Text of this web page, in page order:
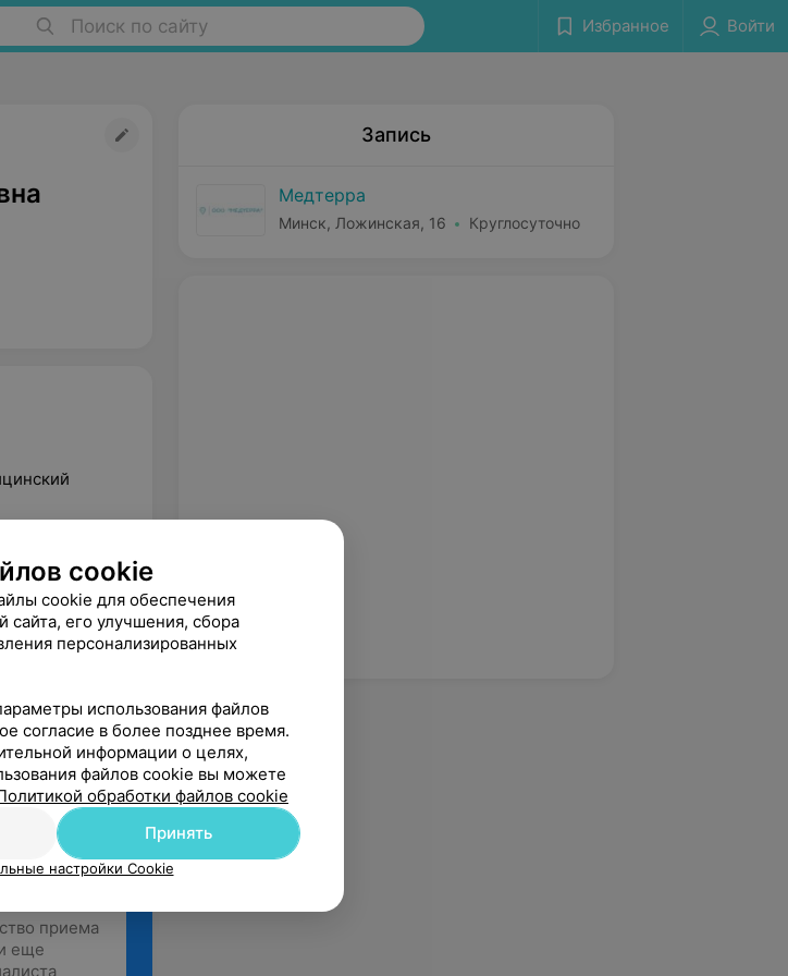
Поиск по сайту Избранное Войти
основы
Запись
Медтерра
Минск, Ложинская, 16 Круглосуточно
cookie
cookie для обеспечения
сайта, его улучшения, сбора
персонализированных
использования файлов
согласие в более позднее время.
информации о целях,
файлов cookie вы можете
обработки файлов cookie
Принять
настройки Cookie